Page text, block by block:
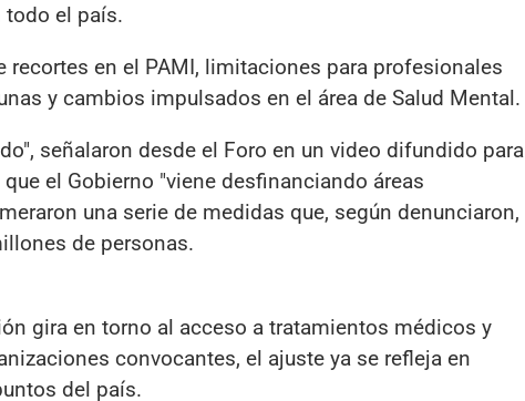
todo el país.
en el PAMI, limitaciones para profesionales
y cambios impulsados en el área de Salud Mental.
señalaron desde el Foro en un video difundido para
el Gobierno "viene desfinanciando áreas
una serie de medidas que, según denunciaron,
de personas.
gira en torno al acceso a tratamientos médicos y
convocantes, el ajuste ya se refleja en
del país.